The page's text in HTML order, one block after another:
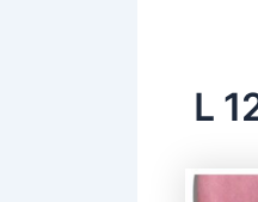
Ｌ